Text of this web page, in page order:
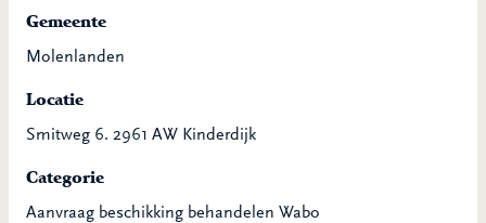
Gemeente
Molenlanden
Locatie
Smitweg 6. 2961 AW Kinderdijk
Categorie
Aanvraag beschikking behandelen Wabo